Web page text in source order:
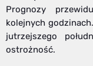
Prognozy
kolejnych
jutrzejszego
ostrożność.